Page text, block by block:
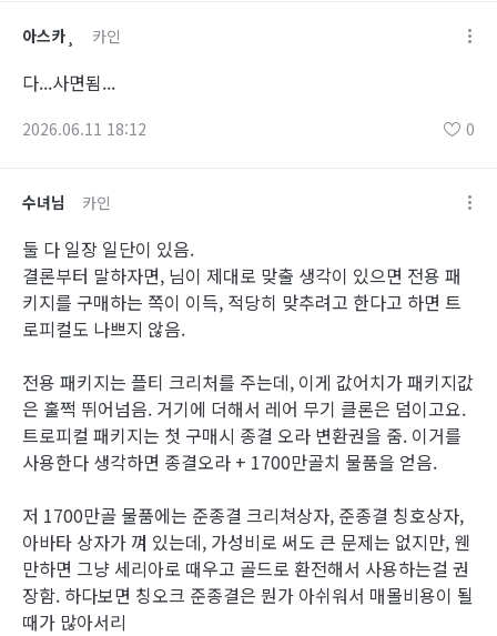
아스카¸ 카인
다...사면됨...
2026.06.11 18:12 0
수녀님 카인
둘 다 일장 일단이 있음.
결론부터 말하자면, 님이 제대로 맞출 생각이 있으면 전용 패
키지를 구매하는 쪽이 이득, 적당히 맞추려고 한다고 하면 트
로피컬도 나쁘지 않음.
전용 패키지는 플티 크리처를 주는데, 이게 값어치가 패키지값
은 훌쩍 뛰어넘음. 거기에 더해서 레어 무기 클론은 덤이고요.
트로피컬 패키지는 첫 구매시 종결 오라 변환권을 줌. 이거를
사용한다 생각하면 종결오라 + 1700만골치 물품을 얻음.
저 1700만골 물품에는 준종결 크리쳐상자, 준종결 칭호상자,
아바타 상자가 껴 있는데, 가성비로 써도 큰 문제는 없지만, 웬
만하면 그냥 세리아로 때우고 골드로 환전해서 사용하는걸 권
장함. 하다보면 칭오크 준종결은 뭔가 아쉬워서 매몰비용이 될
때가 많아서리